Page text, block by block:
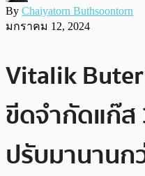
By Chaiyatorn Buthsoontorn
มกราคม 12, 2024
Vitalik
ขีดจำกัดแก๊ส
ปรับมานานก